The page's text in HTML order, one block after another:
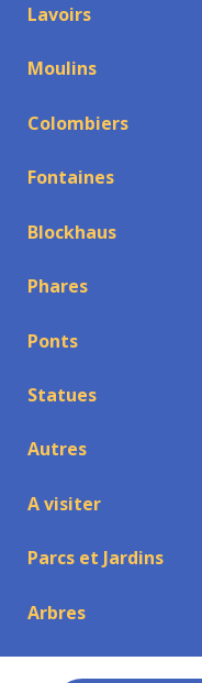
Lavoirs
Moulins
Colombiers
Fontaines
Blockhaus
Phares
Ponts
Statues
Autres
A visiter
Parcs et Jardins
Arbres